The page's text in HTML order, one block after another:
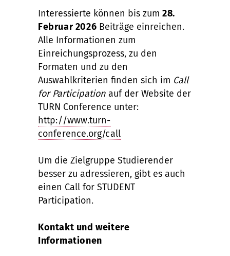
Interessierte können bis zum 28.
Februar 2026 Beiträge einreichen.
Alle Informationen zum
Einreichungsprozess, zu den
Formaten und zu den
Auswahlkriterien finden sich im Call
for Participation auf der Website der
TURN Conference unter:
http://www.turn-
conference.org/call
Um die Zielgruppe Studierender
besser zu adressieren, gibt es auch
einen Call for STUDENT
Participation.
Kontakt und weitere
Informationen